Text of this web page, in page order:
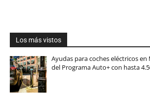
Los más vistos
Ayudas para coches eléctricos
del Programa Auto+ con hasta